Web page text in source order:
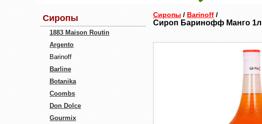
Сиропы
1883 Maison Routin
Argento
Barinoff
Barline
Botanika
Coombs
Don Dolce
Gourmix
Сиропы / Barinoff /
Сироп Баринофф Манго 1л